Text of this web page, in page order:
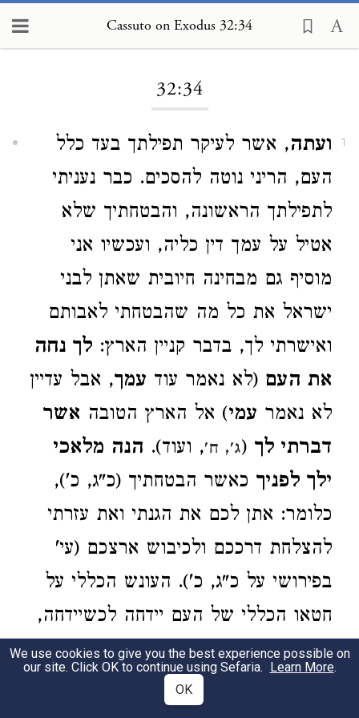
Cassuto on Exodus 32:34
32:34
1 ועתה, אשר לעיקר תפילתך בעד כלל
העם, הריני נוטה להסכים. כבר נעניתי
לתפילתך הראשונה, והבטחתיך שלא
אטיל על עמך דין כליה, ועכשיו אני
מוסיף גם מבחינה חיובית שאתן לבני
ישראל את כל מה שהבטחתי לאבותם
ואישרתי לך, בדבר קניין הארץ: לך נחה
את העם (לא נאמר עוד עמך, אבל עדיין
לא נאמר עמי) אל הארץ הטובה אשר
דברתי לך (ג', ח', ועוד). הנה מלאכי
ילך לפניך כאשר הבטחתיך (כ"ג, כ'),
כלומר: אתן לכם את הגנתי ואת עזרתי
להצלחת דרככם ולכיבוש ארצכם (עי'
בפירושי על כ"ג, כ'). העונש הכללי על
חטאו הכללי של העם יידחה לכשיידחה,
ויהיה מה שיהיה:וביום פקדי ופקדתי
(השווה ל"ד, ז': ונקה לא
We use cookies to give you the best experience possible on
our site. Click OK to continue using Sefaria. Learn More.
OK